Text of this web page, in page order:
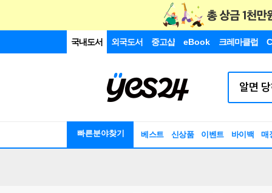
국내도서 외국도서 중고샵 eBook 크레마클럽
빠른분야찾기 베스트 신상품 이벤트 바이백 매